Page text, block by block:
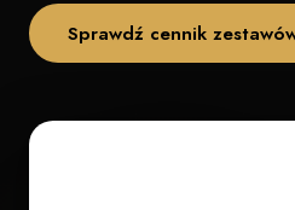
Sprawdź cennik